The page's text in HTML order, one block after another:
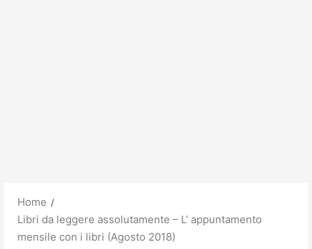
Home
Libri da leggere assolutamente – L’ appuntamento
mensile con i libri (Agosto 2018)